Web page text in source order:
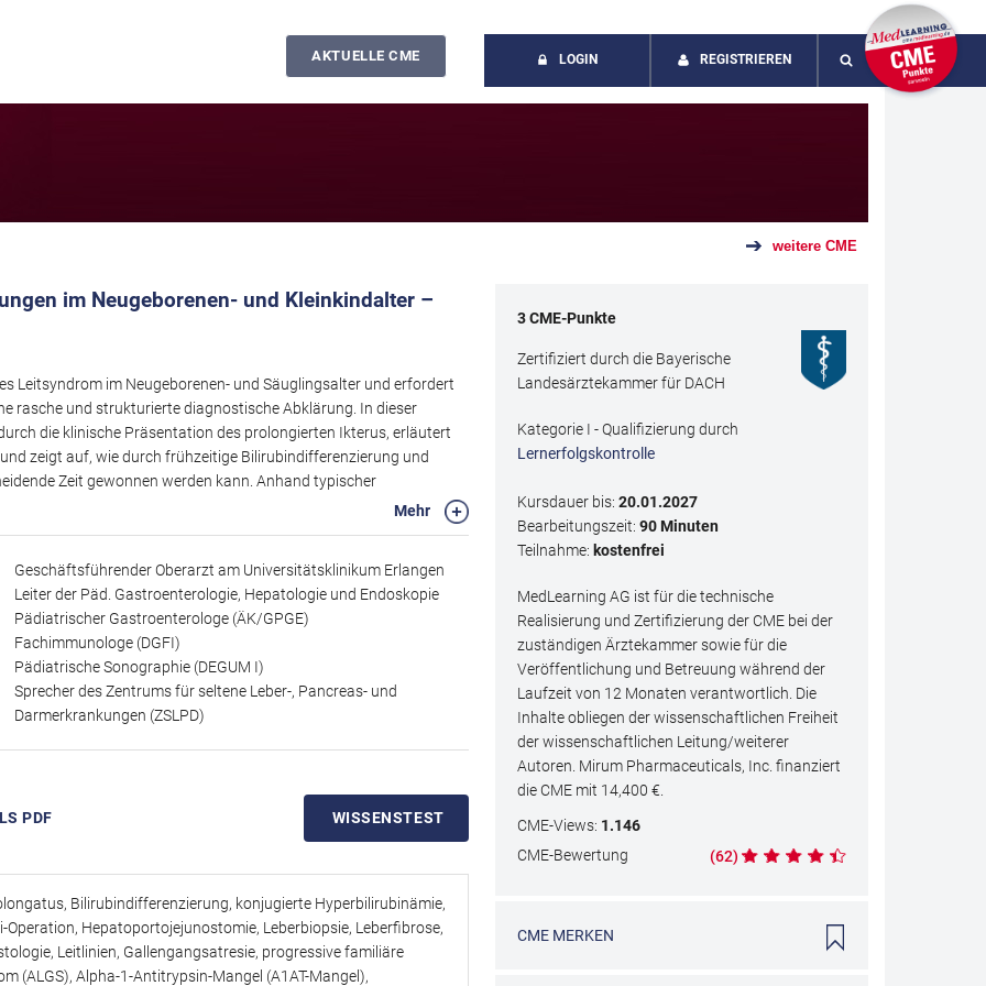
AKTUELLE CME LOGIN REGISTRIEREN SUCHE
weitere CME
im Neugeborenen- und Kleinkindalter –
Leitsyndrom im Neugeborenen- und Säuglingsalter und erfordert
rasche und strukturierte diagnostische Abklärung. In dieser
die klinische Präsentation des prolongierten Ikterus, erläutert
zeigt auf, wie durch frühzeitige Bilirubindifferenzierung und
Zeit gewonnen werden kann. Anhand typischer
Lebererkrankungen und ausgewählter Fallbeispiele
sich intra- und extrahepatische Ursachen sicher voneinander
maßgeblich über Organerhalt und Langzeitprognose
leitliniengerecht zu behandeln und betroffene Kinder
Mehr
Geschäftsführender Oberarzt am Universitätsklinikum Erlangen
Leiter der Päd. Gastroenterologie, Hepatologie und Endoskopie
Pädiatrischer Gastroenterologe (ÄK/GPGE)
Fachimmunologe (DGFI)
Pädiatrische Sonographie (DEGUM I)
Sprecher des Zentrums für seltene Leber-, Pancreas- und
Darmerkrankungen (ZSLPD)
PDF WISSENSTEST
Bilirubindifferenzierung, konjugierte Hyperbilirubinämie,
Hepatoportojejunostomie, Leberbiopsie, Leberfibrose,
Leitlinien, Gallengangsatresie, progressive familiäre
(ALGS), Alpha-1-Antitrypsin-Mangel (A1AT-Mangel),
3CME-Punkte
Zertifiziert durch die Bayerische
Landesärztekammer für DACH
Kategorie I - Qualifizierung durch
Lernerfolgskontrolle
Kursdauer bis: 20.01.2027
Bearbeitungszeit: 90 Minuten
Teilnahme: kostenfrei
MedLearning AG ist für die technische
Realisierung und Zertifizierung der CME bei der
zuständigen Ärztekammer sowie für die
Veröffentlichung und Betreuung während der
Laufzeit von 12 Monaten verantwortlich. Die
Inhalte obliegen der wissenschaftlichen Freiheit
der wissenschaftlichen Leitung/weiterer
Autoren. Mirum Pharmaceuticals, Inc. finanziert
die CME mit 14,400 €.
CME-Views: 1.146
CME-Bewertung (62)
CME MERKEN